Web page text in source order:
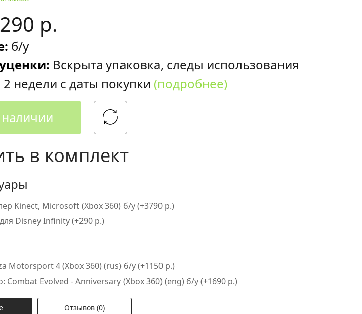
р.
б/у
Вскрыта упаковка, следы использования
2 недели с даты покупки (подробнее)
в комплект
Kinect, Microsoft (Xbox 360) б/у (+3790 р.)
Disney Infinity (+290 р.)
Motorsport 4 (Xbox 360) (rus) б/у (+1150 р.)
Combat Evolved - Anniversary (Xbox 360) (eng) б/у (+1690 р.)
Отзывов (0)